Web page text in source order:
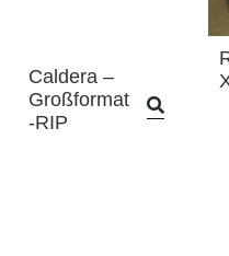
Caldera –
Großformat
-RIP